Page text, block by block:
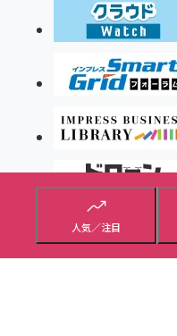
人気／注目